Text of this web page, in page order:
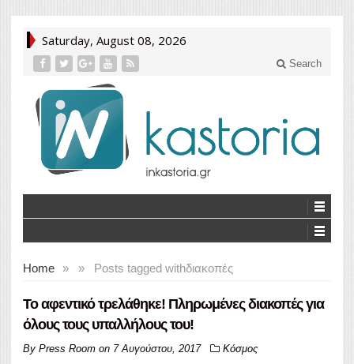
Saturday, August 08, 2026
Search
Home » Posts tagged with
» διακοπές
Το αφεντικό τρελάθηκε! Πληρωμένες διακοπές για
όλους τους υπαλλήλους του!
By Press Room on 7 Αυγούστου, 2017 Κόσμος